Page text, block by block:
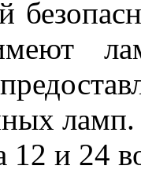
12 и 24